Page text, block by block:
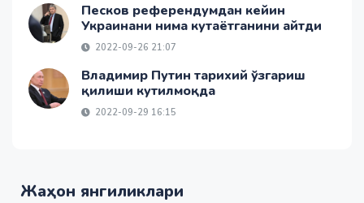
Песков референдумдан кейин
Украинани нима кутаётганини айтди
2022-09-26 21:07
Владимир Путин тарихий ўзгариш
қилиши кутилмоқда
2022-09-29 16:15
Жаҳон янгиликлари